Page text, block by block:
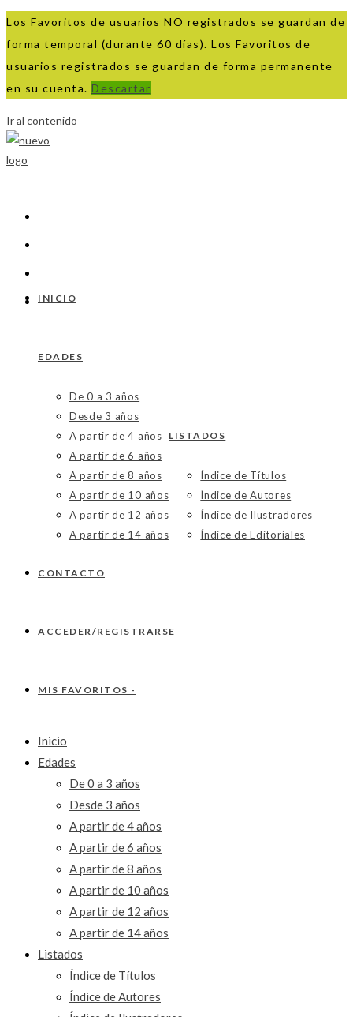
Los Favoritos de usuarios NO registrados se guardan de
forma temporal (durante 60 días). Los Favoritos de
usuarios registrados se guardan de forma permanente
en su cuenta. Descartar
Ir al contenido
INICIO
EDADES
De 0 a 3 años
Desde 3 años
A partir de 4 años
A partir de 6 años
A partir de 8 años
A partir de 10 años
A partir de 12 años
A partir de 14 años
LISTADOS
Índice de Títulos
Índice de Autores
Índice de Ilustradores
Índice de Editoriales
CONTACTO
ACCEDER/REGISTRARSE
MIS FAVORITOS -
Inicio
Edades
De 0 a 3 años
Desde 3 años
A partir de 4 años
A partir de 6 años
A partir de 8 años
A partir de 10 años
A partir de 12 años
A partir de 14 años
Listados
Índice de Títulos
Índice de Autores